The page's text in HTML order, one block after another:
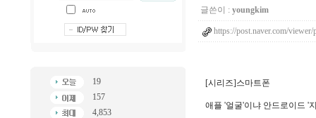
19
157
4,853
글쓴이 : youngkim
https://post.naver.com/
[시리즈]스마트폰
애플 '얼굴'이냐 안드로이드 '